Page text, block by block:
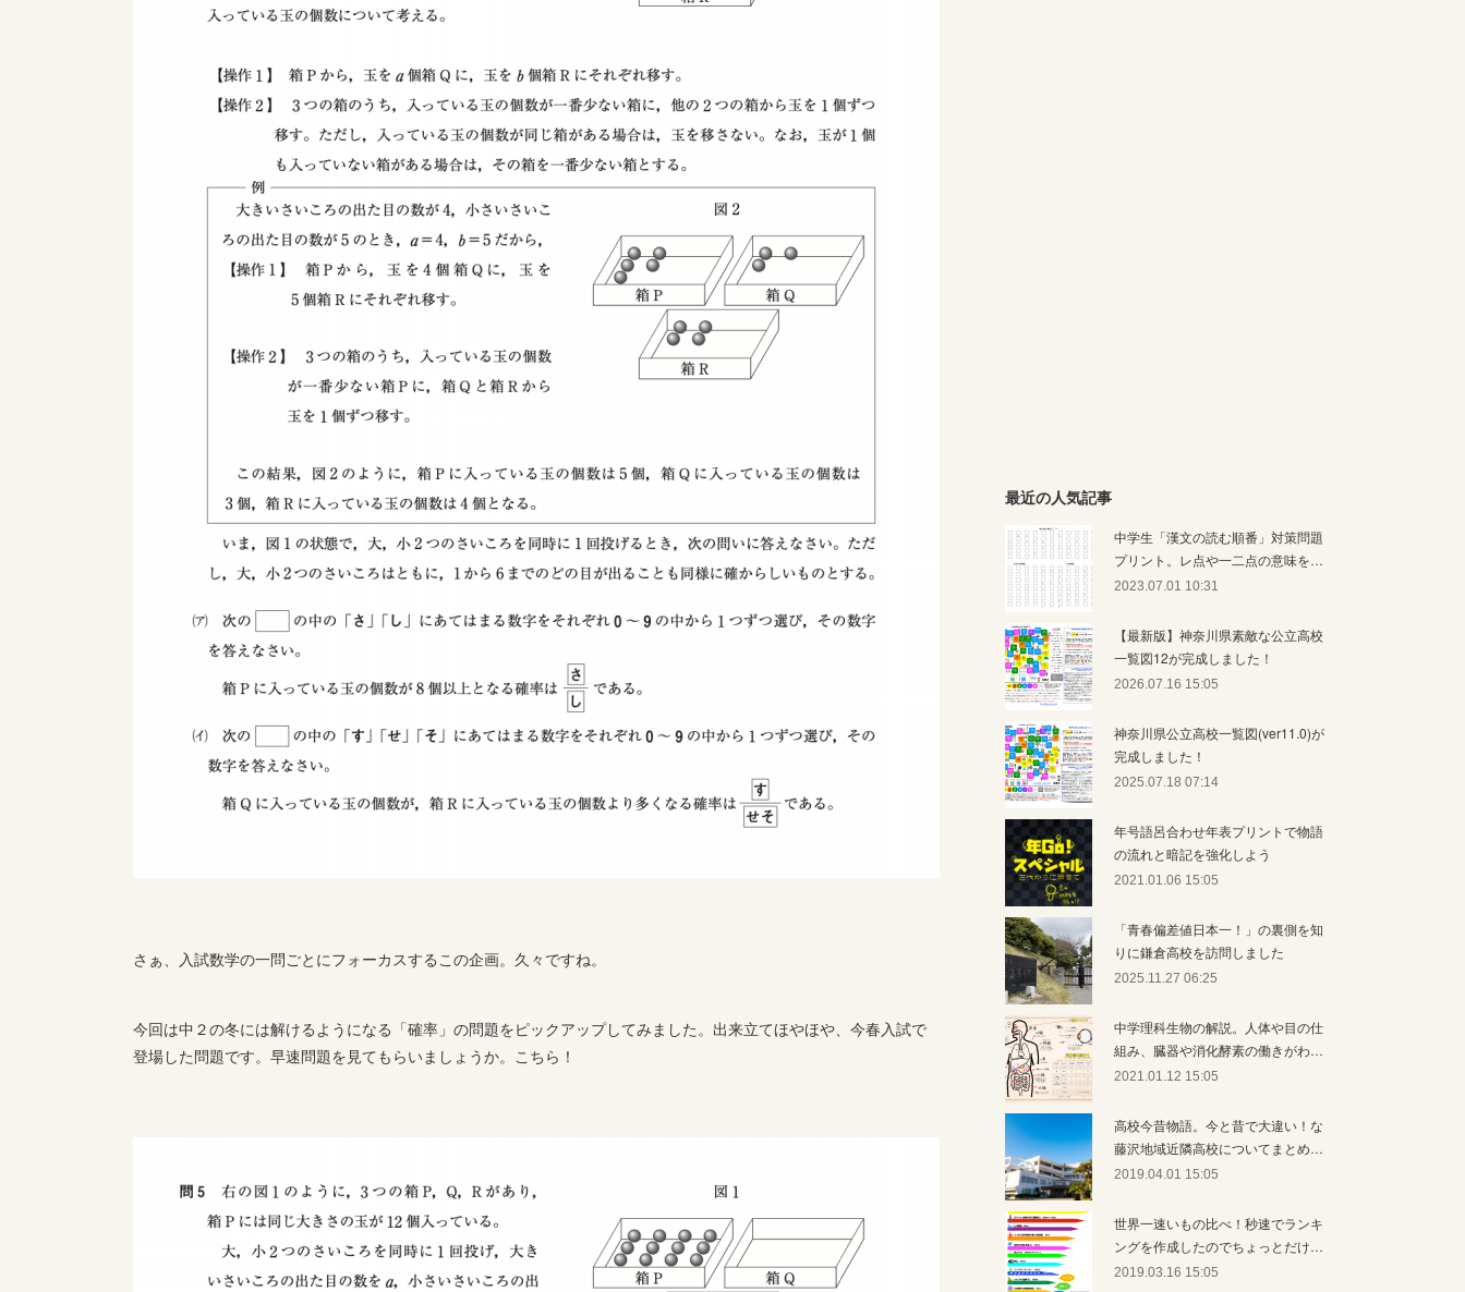
さぁ、入試数学の一問ごとにフォーカスするこの企画。久々ですね。
今回は中２の冬には解けるようになる「確率」の問題をピックアップしてみました。出来立てほやほや、今春入試で
登場した問題です。早速問題を見てもらいましょうか。こちら！
最近の人気記事
中学生「漢文の読む順番」対策問題
プリント。レ点や一二点の意味を…
2023.07.01 10:31
【最新版】神奈川県素敵な公立高校
一覧図12が完成しました！
2026.07.16 15:05
神奈川県公立高校一覧図(ver11.0)が
完成しました！
2025.07.18 07:14
年号語呂合わせ年表プリントで物語
の流れと暗記を強化しよう
2021.01.06 15:05
「青春偏差値日本一！」の裏側を知
りに鎌倉高校を訪問しました
2025.11.27 06:25
中学理科生物の解説。人体や目の仕
組み、臓器や消化酵素の働きがわ…
2021.01.12 15:05
高校今昔物語。今と昔で大違い！な
藤沢地域近隣高校についてまとめ…
2019.04.01 15:05
世界一速いもの比べ！秒速でランキ
ングを作成したのでちょっとだけ…
2019.03.16 15:05